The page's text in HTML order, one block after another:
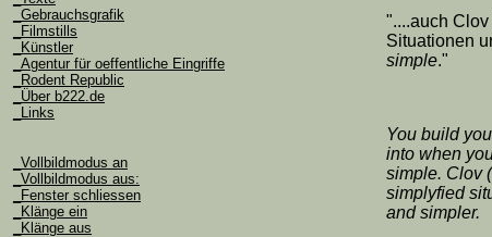
"....auch
Situationen
simple."
You build
into when
simple. Clov
simplyfied
and simpler.
_Gebrauchsgrafik
_Filmstills
_Künstler
_Agentur für oeffentliche Eingriffe
_Rodent Republic
_Über b222.de
_Links
_Vollbildmodus an
_Vollbildmodus aus:
_Fenster schliessen
_Klänge ein
_Klänge aus